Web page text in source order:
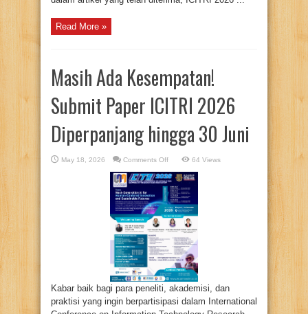
Read More »
Masih Ada Kesempatan!
Submit Paper ICITRI 2026
Diperpanjang hingga 30 Juni
May 18, 2026 Comments Offon
Ada
Kesempatan!
Submit
Paper
ICITRI
2026
Diperpanjang
hingga
Juni
64 Views
Kabar baik bagi para peneliti, akademisi, dan
praktisi yang ingin berpartisipasi dalam International